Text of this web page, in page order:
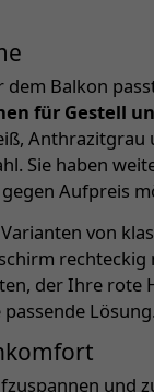
Balkon
für Gestell
Anthrazitgrau
Sie haben
Aufpreis
von
der Ihre rote
passende Lösung.
und